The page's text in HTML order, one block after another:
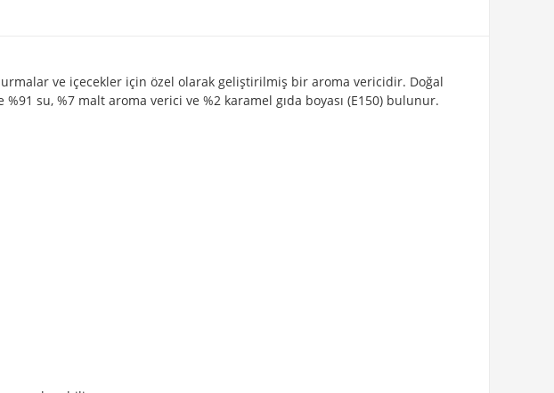
ve içecekler için özel olarak geliştirilmiş bir aroma vericidir. Doğal
su, %7 malt aroma verici ve %2 karamel gıda boyası (E150) bulunur.